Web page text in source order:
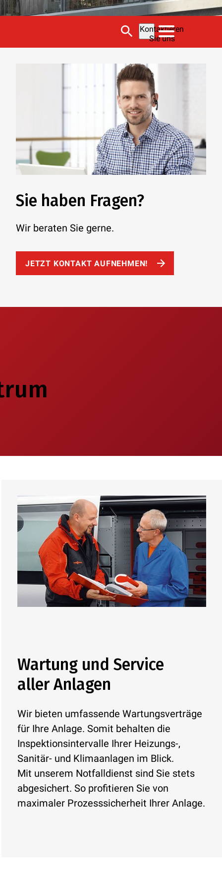
Kontaktieren
Sie uns
Sie haben Fragen?
Wir beraten Sie gerne.
JETZT KONTAKT AUFNEHMEN!
Wartung und Service
aller Anlagen
Wir bieten umfassende Wartungsverträge
für Ihre Anlage. Somit behalten die
Inspektionsintervalle Ihrer Heizungs-,
Sanitär- und Klimaanlagen im Blick.
Mit unserem Notfalldienst sind Sie stets
abgesichert. So profitieren Sie von
maximaler Prozess­sicher­heit Ihrer Anlage.